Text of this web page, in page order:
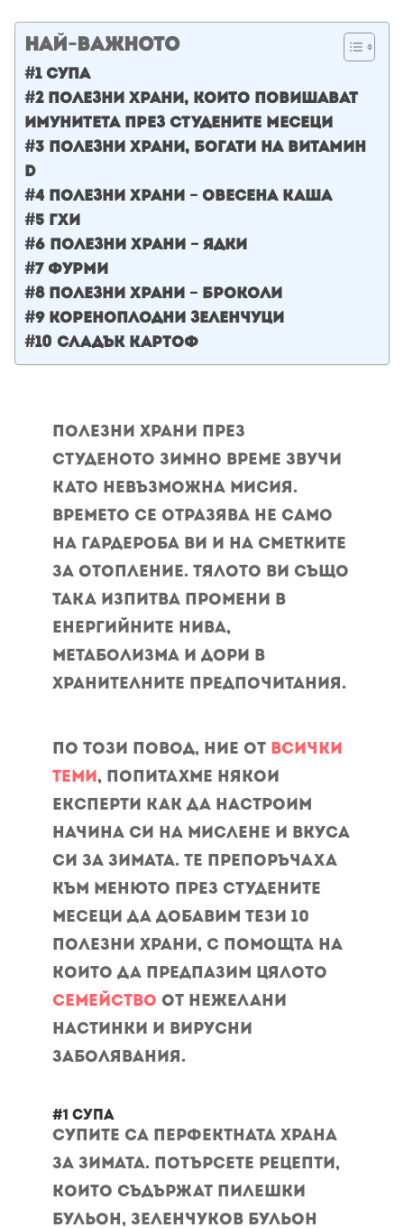
НАЙ-ВАЖНОТО
#1 Супа
#2 Полезни храни, които повишават
имунитета през студените месеци
#3 Полезни храни, богати на витамин
D
#4 полезни храни – Овесена каша
#5 ГХИ
#6 полезни храни – Ядки
#7 Фурми
#8 полезни храни – Броколи
#9 Кореноплодни зеленчуци
#10 Сладък картоф
Полезни храни през
студеното зимно време звучи
като невъзможна мисия.
Времето се отразява не само
на гардероба ви и на сметките
за отопление. Тялото ви също
така изпитва промени в
енергийните нива,
метаболизма и дори в
хранителните предпочитания.
По този повод, ние от Всички
теми , попитахме някои
експерти как да настроим
начина си на мислене и вкуса
си за зимата. Те препоръчаха
към менюто през студените
месеци да добавим тези 10
полезни храни, с помощта на
които да предпазим цялото
семейство от нежелани
настинки и вирусни
заболявания.
#1 Супа
Супите са перфектната храна
за зимата. Потърсете рецепти,
които съдържат пилешки
бульон, зеленчуков бульон